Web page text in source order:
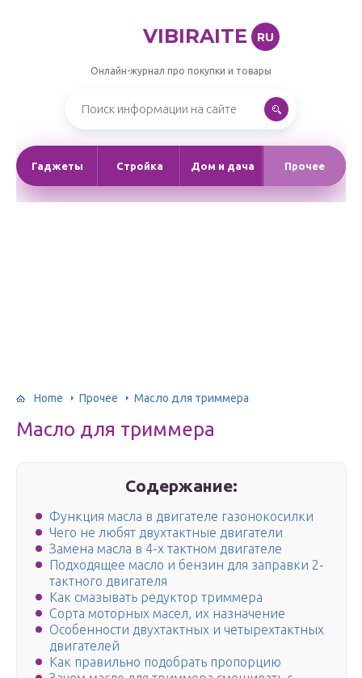
VIBIRAITE RU
Онлайн-журнал про покупки и товары
Гаджеты Стройка Дом и дача Прочее
Home Прочее Масло для триммера
Масло для триммера
Содержание:
Функция масла в двигателе газонокосилки
Чего не любят двухтактные двигатели
Замена масла в 4-х тактном двигателе
Подходящее масло и бензин для заправки 2-
тактного двигателя
Как смазывать редуктор триммера
Сорта моторных масел, их назначение
Особенности двухтактных и четырехтактных
двигателей
Как правильно подобрать пропорцию